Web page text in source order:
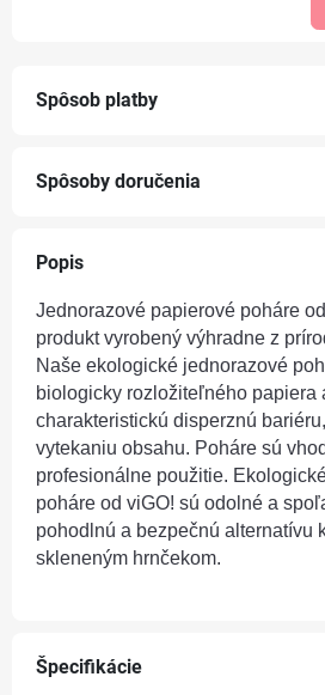
Spôsob platby
Spôsoby doručenia
Popis
Jednorazové papierové poháre
produkt vyrobený výhradne z
Naše ekologické jednorazové
biologicky rozložiteľného papiera
charakteristickú disperznú
vytekaniu obsahu. Poháre sú
profesionálne použitie.
poháre od viGO! sú odolné a
pohodlnú a bezpečnú alternatívu
skleneným hrnčekom.
Špecifikácie